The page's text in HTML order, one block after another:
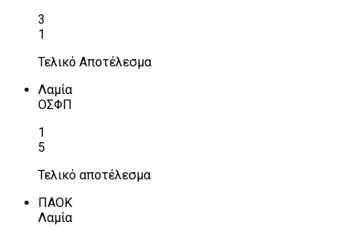
3
1
Τελικό Αποτέλεσμα
Λαμία
ΟΣΦΠ
1
5
Τελικό αποτέλεσμα
ΠΑΟΚ
Λαμία